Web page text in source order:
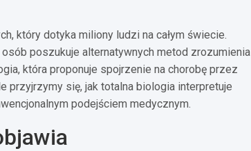
który dotyka miliony ludzi na całym świecie.
poszukuje alternatywnych metod zrozumienia
która proponuje spojrzenie na chorobę przez
przyjrzymy się, jak totalna biologia interpretuje
podejściem medycznym.